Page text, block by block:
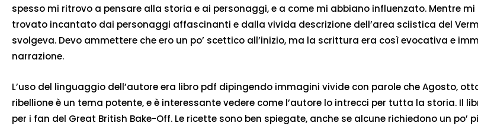
spesso mi ritrovo a pensare alla storia e ai personaggi, e a come mi abbiano influenzato. Mentre
trovato incantato dai personaggi affascinanti e dalla vivida descrizione dell’area sciistica del
svolgeva. Devo ammettere che ero un po’ scettico all’inizio, ma la scrittura era così evocativa e
narrazione.
L’uso del linguaggio dell’autore era libro pdf dipingendo immagini vivide con parole che Agosto,
ribellione è un tema potente, e è interessante vedere come l’autore lo intrecci per tutta la storia. Il
per i fan del Great British Bake-Off. Le ricette sono ben spiegate, anche se alcune richiedono un po’